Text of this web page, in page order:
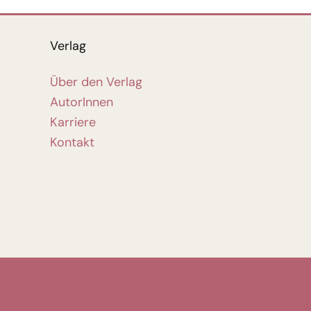
Verlag
Über den Verlag
AutorInnen
Karriere
Kontakt